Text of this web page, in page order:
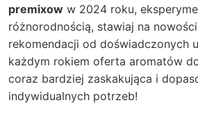
premixow w 2024 roku,
różnorodnością, stawiaj na nowości
rekomendacji od doświadczonych
każdym rokiem oferta aromatów
coraz bardziej zaskakująca i
indywidualnych potrzeb!